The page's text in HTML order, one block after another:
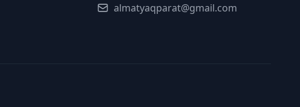
almatyaqparat@gmail.com